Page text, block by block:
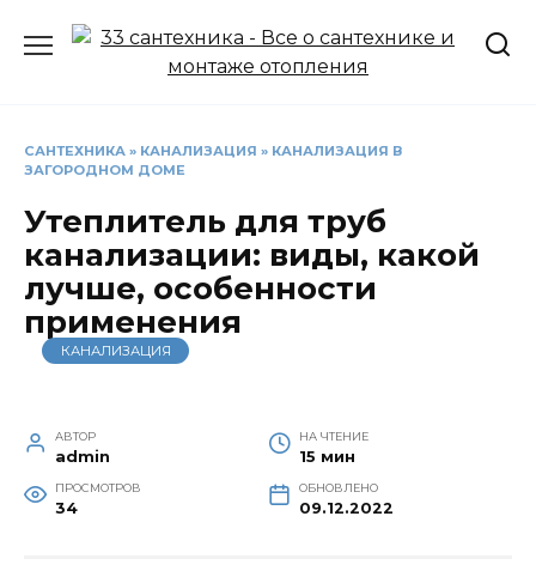
САНТЕХНИКА » КАНАЛИЗАЦИЯ » КАНАЛИЗАЦИЯ В
ЗАГОРОДНОМ ДОМЕ
Утеплитель для труб
канализации: виды, какой
лучше, особенности
применения
КАНАЛИЗАЦИЯ
АВТОР
admin
НА ЧТЕНИЕ
15 мин
ПРОСМОТРОВ
34
ОБНОВЛЕНО
09.12.2022